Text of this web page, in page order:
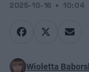
2025-10-16 10:04
Wioletta